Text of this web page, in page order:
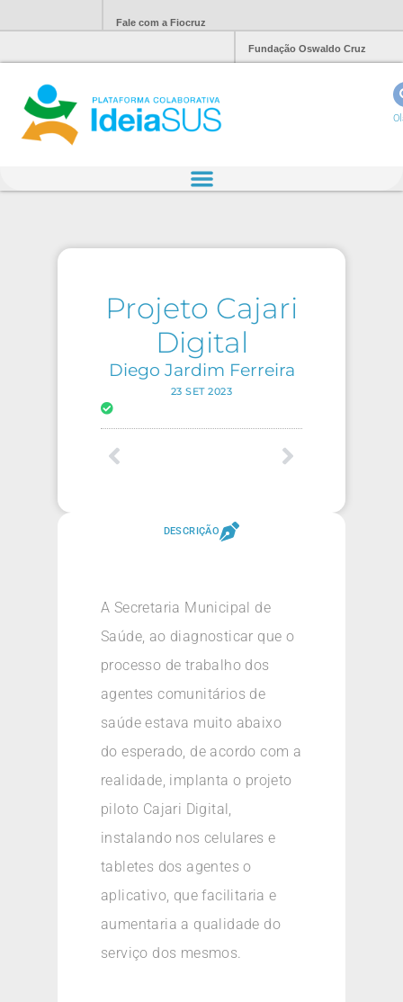
Fale com a Fiocruz
Fundação Oswaldo Cruz
Projeto Cajari
Digital
Diego Jardim Ferreira
23 SET 2023
DESCRIÇÃO
A Secretaria Municipal de
Saúde, ao diagnosticar que o
processo de trabalho dos
agentes comunitários de
saúde estava muito abaixo
do esperado, de acordo com a
realidade, implanta o projeto
piloto Cajari Digital,
instalando nos celulares e
tabletes dos agentes o
aplicativo, que facilitaria e
aumentaria a qualidade do
serviço dos mesmos.